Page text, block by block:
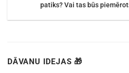
patiks? Vai tas būs
DĀVANU IDEJAS 🎁